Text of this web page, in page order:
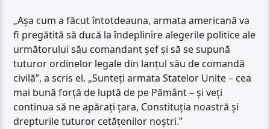
„Așa cum a făcut întotdeauna, armata americană va
fi pregătită să ducă la îndeplinire alegerile politice ale
următorului său comandant șef și să se supună
tuturor ordinelor legale din lanțul său de comandă
civilă”, a scris el. „Sunteți armata Statelor Unite – cea
mai bună forță de luptă de pe Pământ – și veți
continua să ne apărați țara, Constituția noastră și
drepturile tuturor cetățenilor noștri.”